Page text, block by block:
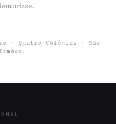
· Quatro Colônias · São